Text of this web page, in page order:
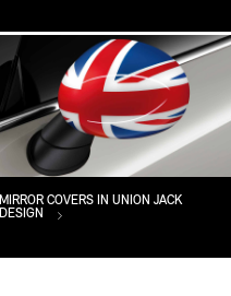
MIRROR COVERS IN UNION JACK
DESIGN